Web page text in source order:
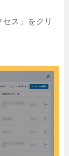
ス」をクリ